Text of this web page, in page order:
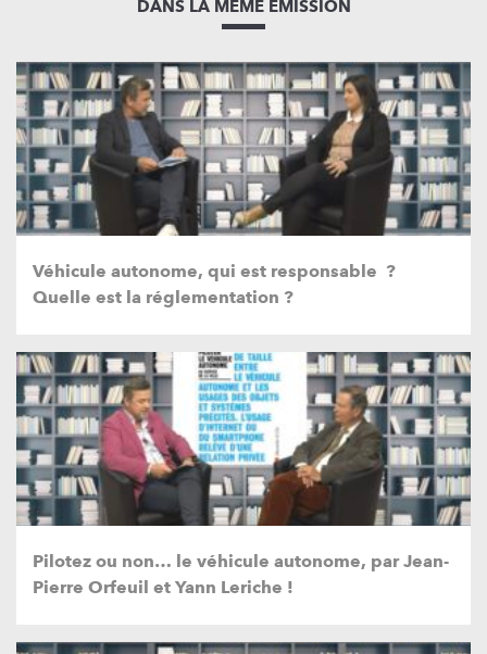
DANS LA MÊME EMISSION
Véhicule autonome, qui est responsable ?
Quelle est la réglementation ?
Pilotez ou non… le véhicule autonome, par Jean-
Pierre Orfeuil et Yann Leriche !